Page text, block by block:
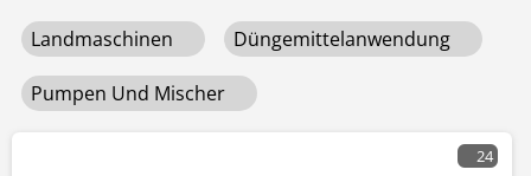
Landmaschinen Düngemittelanwendung
Pumpen Und Mischer
24